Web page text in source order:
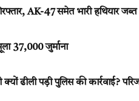
AK-47 समेत भारी हथियार जब्त
₹37,000 जुर्माना
पड़ी पुलिस की कार्रवाई?